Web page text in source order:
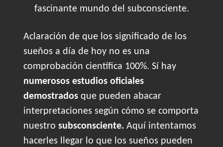
fascinante mundo del subconsciente.
Aclaración de que los significado de los
sueños a día de hoy no es una
comprobación científica 100%. Sí hay
numerosos estudios oficiales
demostrados que pueden abacar
interpretaciones según cómo se comporta
nuestro subsconsciente. Aquí intentamos
hacerles llegar lo que los sueños pueden